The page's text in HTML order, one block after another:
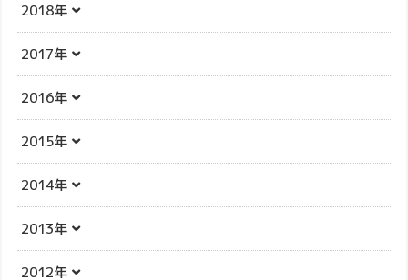
2018年
2017年
2016年
2015年
2014年
2013年
2012年